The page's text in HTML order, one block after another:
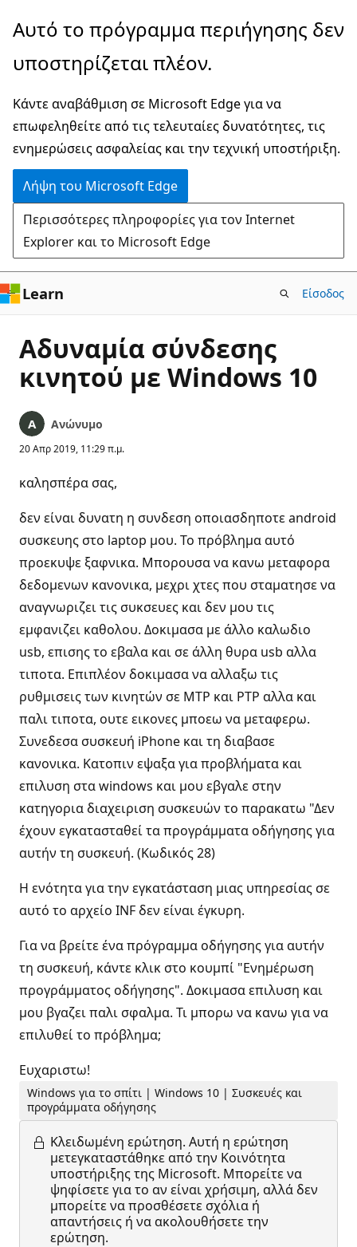
Παράλειψη
μετάβαση
κύριο
περιεχόμενο
Αυτό το πρόγραμμα περιήγησης δεν
υποστηρίζεται πλέον.
Κάντε αναβάθμιση σε Microsoft Edge για να
επωφεληθείτε από τις τελευταίες δυνατότητες, τις
ενημερώσεις ασφαλείας και την τεχνική υποστήριξη.
Λήψη του Microsoft Edge
Περισσότερες πληροφορίες για τον Internet
Explorer και το Microsoft Edge
Learn Είσοδος
Αδυναμία σύνδεσης
κινητού με Windows 10
Ανώνυμο
20 Απρ 2019, 11:29 π.μ.
καλησπέρα σας,
δεν είναι δυνατη η συνδεση οποιασδηποτε android
συσκευης στο laptop μου. Το πρόβλημα αυτό
προεκυψε ξαφνικα. Μπορουσα να κανω μεταφορα
δεδομενων κανονικα, μεχρι χτες που σταματησε να
αναγνωριζει τις συκσευες και δεν μου τις
εμφανιζει καθολου. Δοκιμασα με άλλο καλωδιο
usb, επισης το εβαλα και σε άλλη θυρα usb αλλα
τιποτα. Επιπλέον δοκιμασα να αλλαξω τις
ρυθμισεις των κινητών σε MTP και PTP αλλα και
παλι τιποτα, ουτε εικονες μποεω να μεταφερω.
Συνεδεσα συσκευή iPhone και τη διαβασε
κανονικα. Κατοπιν εψαξα για προβλήματα και
επιλυση στα windows και μου εβγαλε στην
κατηγορια διαχειριση συσκευών το παρακατω "Δεν
έχουν εγκατασταθεί τα προγράμματα οδήγησης για
αυτήν τη συσκευή. (Κωδικός 28)
Η ενότητα για την εγκατάσταση μιας υπηρεσίας σε
αυτό το αρχείο INF δεν είναι έγκυρη.
Για να βρείτε ένα πρόγραμμα οδήγησης για αυτήν
τη συσκευή, κάντε κλικ στο κουμπί "Ενημέρωση
προγράμματος οδήγησης". Δοκιμασα επιλυση και
μου βγαζει παλι σφαλμα. Τι μπορω να κανω για να
επιλυθεί το πρόβλημα;
Ευχαριστω!
Windows για το σπίτι | Windows 10 | Συσκευές και
προγράμματα οδήγησης
Κλειδωμένη ερώτηση. Αυτή η ερώτηση
μετεγκαταστάθηκε από την Κοινότητα
υποστήριξης της Microsoft. Μπορείτε να
ψηφίσετε για το αν είναι χρήσιμη, αλλά δεν
μπορείτε να προσθέσετε σχόλια ή
απαντήσεις ή να ακολουθήσετε την
ερώτηση.